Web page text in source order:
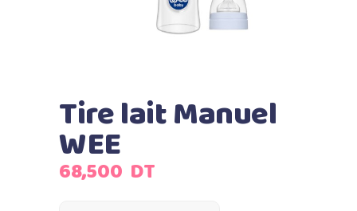
Tire lait Manuel
WEE
68,500 DT